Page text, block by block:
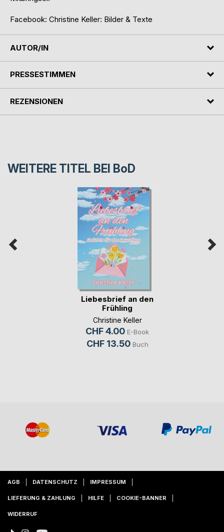
Facebook: Christine Keller: Bilder & Texte
AUTOR/IN
PRESSESTIMMEN
REZENSIONEN
WEITERE TITEL BEI BoD
Liebesbrief an den
Frühling
Christine Keller
CHF 4.00 E-Book
CHF 13.50 Buch
AGB DATENSCHUTZ IMPRESSUM
LIEFERUNG & ZAHLUNG HILFE COOKIE-BANNER
WIDERRUF